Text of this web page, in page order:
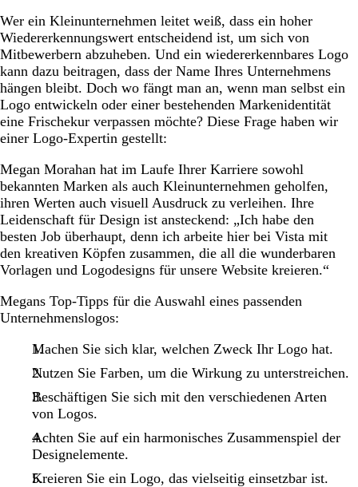
Wer ein Kleinunternehmen leitet weiß, dass ein hoher
Wiedererkennungswert entscheidend ist, um sich von
Mitbewerbern abzuheben. Und ein wiedererkennbares Logo
kann dazu beitragen, dass der Name Ihres Unternehmens
hängen bleibt. Doch wo fängt man an, wenn man selbst ein
Logo entwickeln oder einer bestehenden Markenidentität
eine Frischekur verpassen möchte? Diese Frage haben wir
einer Logo-Expertin gestellt:
Megan Morahan hat im Laufe Ihrer Karriere sowohl
bekannten Marken als auch Kleinunternehmen geholfen,
ihren Werten auch visuell Ausdruck zu verleihen. Ihre
Leidenschaft für Design ist ansteckend: „Ich habe den
besten Job überhaupt, denn ich arbeite hier bei Vista mit
den kreativen Köpfen zusammen, die all die wunderbaren
Vorlagen und Logodesigns für unsere Website kreieren.“
Megans Top-Tipps für die Auswahl eines passenden
Unternehmenslogos:
Machen Sie sich klar, welchen Zweck Ihr Logo hat.
Nutzen Sie Farben, um die Wirkung zu unterstreichen.
Beschäftigen Sie sich mit den verschiedenen Arten
von Logos.
Achten Sie auf ein harmonisches Zusammenspiel der
Designelemente.
Kreieren Sie ein Logo, das vielseitig einsetzbar ist.